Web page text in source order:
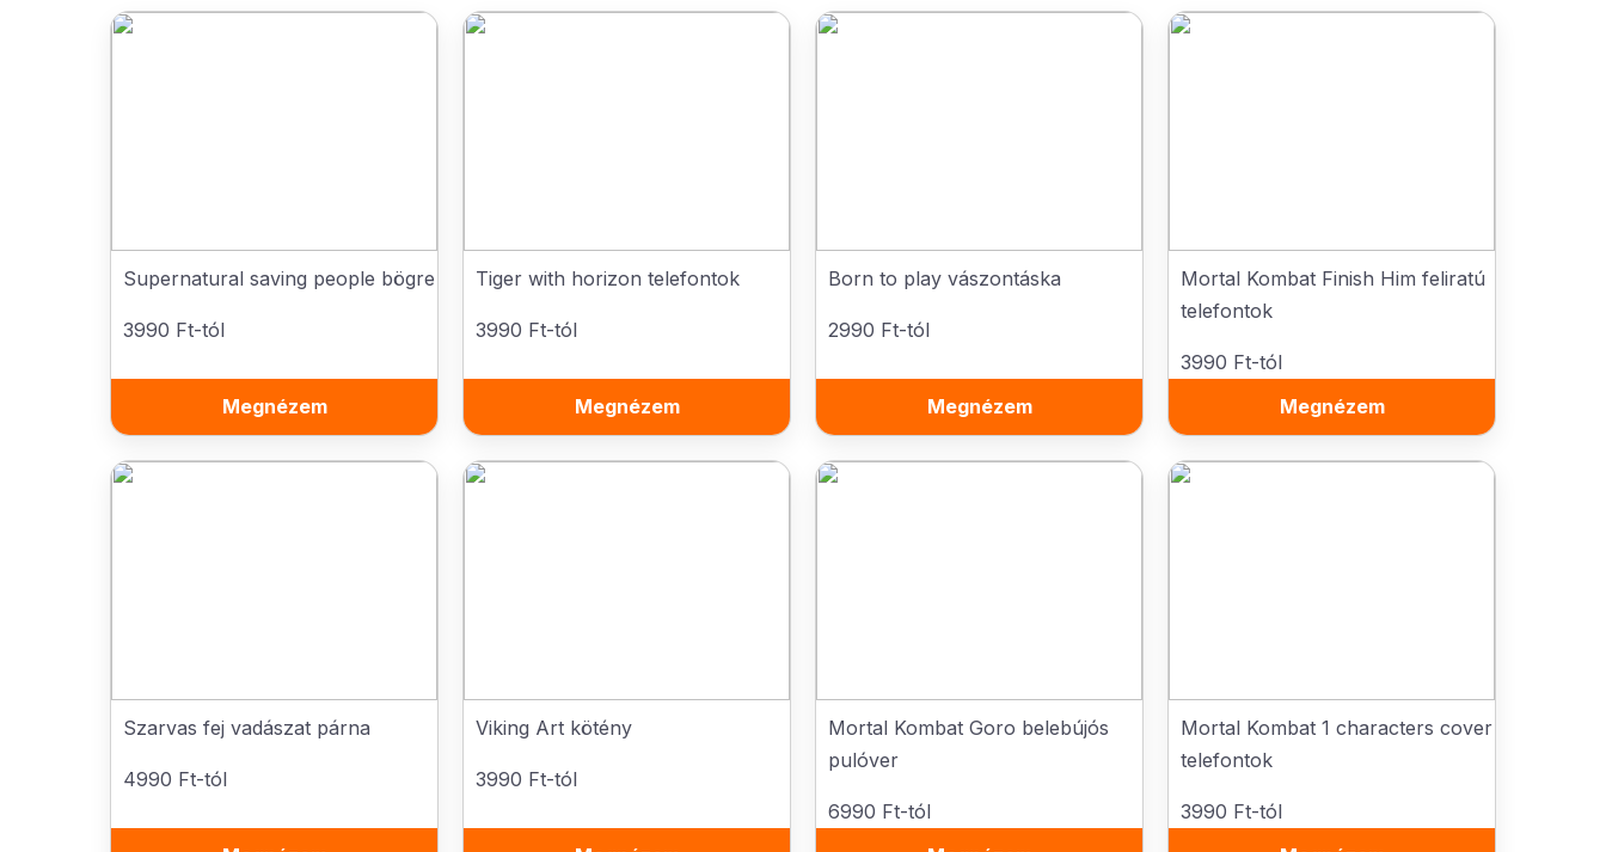
Supernatural saving people bögre
3990 Ft-tól
Megnézem
Tiger with horizon telefontok
3990 Ft-tól
Megnézem
Born to play vászontáska
2990 Ft-tól
Megnézem
Mortal Kombat Finish Him feliratú
telefontok
3990 Ft-tól
Megnézem
Szarvas fej vadászat párna
4990 Ft-tól
Viking Art kötény
3990 Ft-tól
Mortal Kombat Goro belebújós
pulóver
6990 Ft-tól
Mortal Kombat 1 characters cover
telefontok
3990 Ft-tól